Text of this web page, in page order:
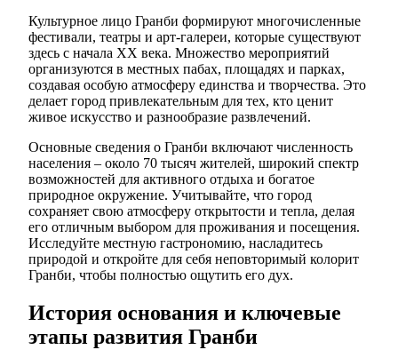
Культурное лицо Гранби формируют многочисленные
фестивали, театры и арт-галереи, которые существуют
здесь с начала XX века. Множество мероприятий
организуются в местных пабах, площадях и парках,
создавая особую атмосферу единства и творчества. Это
делает город привлекательным для тех, кто ценит
живое искусство и разнообразие развлечений.
Основные сведения о Гранби включают численность
населения – около 70 тысяч жителей, широкий спектр
возможностей для активного отдыха и богатое
природное окружение. Учитывайте, что город
сохраняет свою атмосферу открытости и тепла, делая
его отличным выбором для проживания и посещения.
Исследуйте местную гастрономию, насладитесь
природой и откройте для себя неповторимый колорит
Гранби, чтобы полностью ощутить его дух.
История основания и ключевые
этапы развития Гранби